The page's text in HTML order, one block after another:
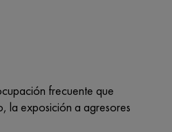
frecuente que
la exposición a agresores